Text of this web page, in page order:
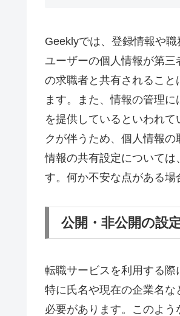
Geeklyでは、登録情報や
ユーザーの個人情報が第
の求職者と共有されるこ
ます。また、情報の管理
を提供しているといわれ
クが伴うため、個人情報
情報の共有設定について
す。何か不安な点がある場
公開・非公開の設
転職サービスを利用する際
特に氏名や現在の企業名
必要があります。このよ